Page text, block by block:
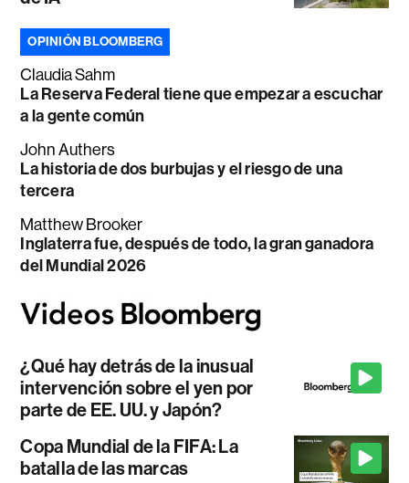
OPINIÓN BLOOMBERG
Claudia Sahm
La Reserva Federal tiene que empezar a escuchar
a la gente común
John Authers
La historia de dos burbujas y el riesgo de una
tercera
Matthew Brooker
Inglaterra fue, después de todo, la gran ganadora
del Mundial 2026
¿Qué hay detrás de la inusual
intervención sobre el yen por
parte de EE. UU. y Japón?
Copa Mundial de la FIFA: La
batalla de las marcas